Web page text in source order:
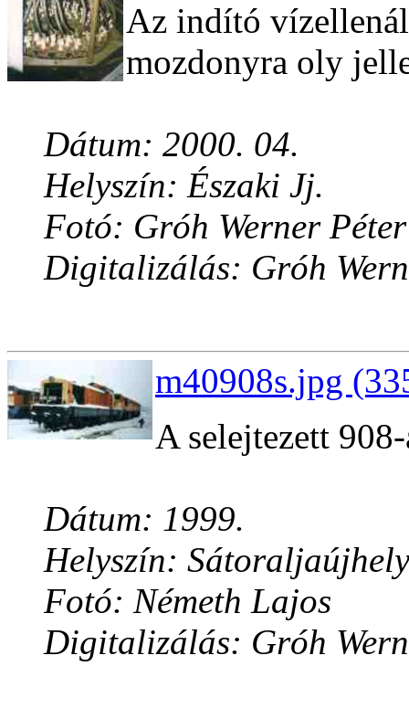
Az indító
mozdonyra oly
Dátum: 2000. 04.
Helyszín: Északi Jj.
Fotó: Gróh Werner Péter
Digitalizálás: Gróh
m40908s.jpg
A selejtezett
Dátum: 1999.
Helyszín: Sátoraljaújhely
Fotó: Németh Lajos
Digitalizálás: Gróh